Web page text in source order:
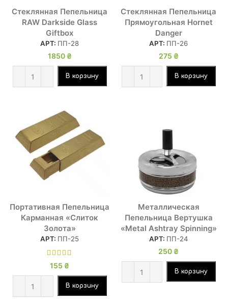
Стеклянная Пепельница
RAW Darkside Glass
Giftbox
АРТ: ПП-28
1850 ₴
В корзину
Стеклянная Пепельница
Прямоугольная Hornet
Danger
АРТ: ПП-26
275 ₴
В корзину
Портативная Пепельница
Карманная «Слиток
Золота»
АРТ: ПП-25
155 ₴
В корзину
Металлическая
Пепельница Вертушка
«Metal Ashtray Spinning»
АРТ: ПП-24
250 ₴
В корзину